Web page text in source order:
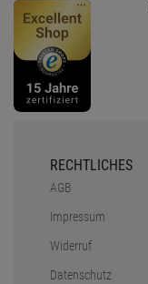
RECHTLICHES
AGB
Impressum
Widerruf
Datenschutz